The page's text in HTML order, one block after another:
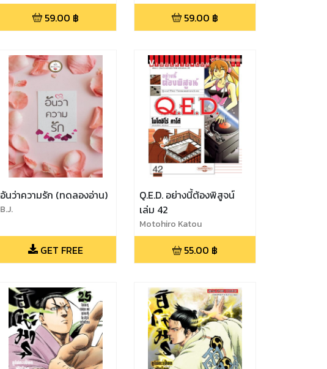
59.00 ฿ 59.00 ฿
อันว่าความรัก (ทดลองอ่าน)
B.J.
GET FREE
Q.E.D. อย่างนี้ต้องพิสูจน์
เล่ม 42
Motohiro Katou
55.00 ฿